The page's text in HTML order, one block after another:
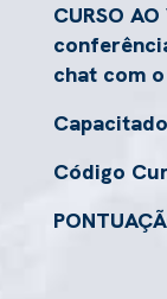
CURSO
chat com
Código